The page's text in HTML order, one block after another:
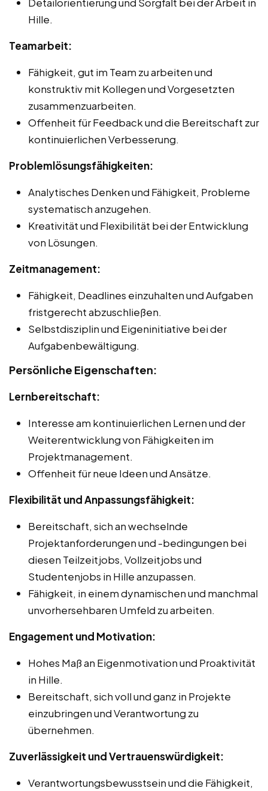
Hille.
Teamarbeit:
Fähigkeit, gut im Team zu arbeiten und
konstruktiv mit Kollegen und Vorgesetzten
zusammenzuarbeiten.
Offenheit für Feedback und die Bereitschaft zur
kontinuierlichen Verbesserung.
Problemlösungsfähigkeiten:
Analytisches Denken und Fähigkeit, Probleme
systematisch anzugehen.
Kreativität und Flexibilität bei der Entwicklung
von Lösungen.
Zeitmanagement:
Fähigkeit, Deadlines einzuhalten und Aufgaben
fristgerecht abzuschließen.
Selbstdisziplin und Eigeninitiative bei der
Aufgabenbewältigung.
Persönliche Eigenschaften:
Lernbereitschaft:
Interesse am kontinuierlichen Lernen und der
Weiterentwicklung von Fähigkeiten im
Projektmanagement.
Offenheit für neue Ideen und Ansätze.
Flexibilität und Anpassungsfähigkeit:
Bereitschaft, sich an wechselnde
Projektanforderungen und -bedingungen bei
diesen Teilzeitjobs, Vollzeitjobs und
Studentenjobs in Hille anzupassen.
Fähigkeit, in einem dynamischen und manchmal
unvorhersehbaren Umfeld zu arbeiten.
Engagement und Motivation:
Hohes Maß an Eigenmotivation und Proaktivität
in Hille.
Bereitschaft, sich voll und ganz in Projekte
einzubringen und Verantwortung zu
übernehmen.
Zuverlässigkeit und Vertrauenswürdigkeit:
Verantwortungsbewusstsein und die Fähigkeit,